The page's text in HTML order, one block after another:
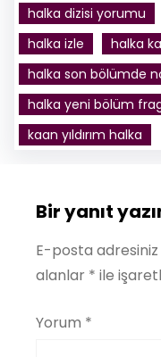
halka dizisi yorumu
halka izle
halka
halka son bölümde
halka yeni bölüm
kaan yıldırım halka
Bir yanıt
E-posta
alanlar * ile
Yorum *